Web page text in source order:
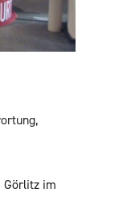
Görlitz im